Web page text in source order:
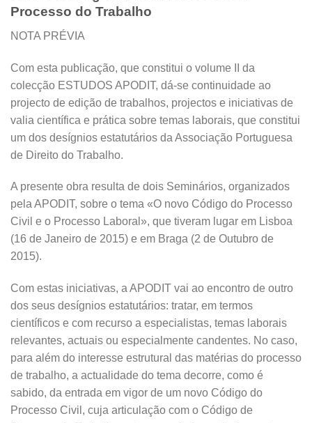
Processo do Trabalho
NOTA PRÉVIA
Com esta publicação, que constitui o volume II da
colecção ESTUDOS APODIT, dá-se continuidade ao
projecto de edição de trabalhos, projectos e iniciativas de
valia científica e prática sobre temas laborais, que constitui
um dos desígnios estatutários da Associação Portuguesa
de Direito do Trabalho.
A presente obra resulta de dois Seminários, organizados
pela APODIT, sobre o tema «O novo Código do Processo
Civil e o Processo Laboral», que tiveram lugar em Lisboa
(16 de Janeiro de 2015) e em Braga (2 de Outubro de
2015).
Com estas iniciativas, a APODIT vai ao encontro de outro
dos seus desígnios estatutários: tratar, em termos
científicos e com recurso a especialistas, temas laborais
relevantes, actuais ou especialmente candentes. No caso,
para além do interesse estrutural das matérias do processo
de trabalho, a actualidade do tema decorre, como é
sabido, da entrada em vigor de um novo Código do
Processo Civil, cuja articulação com o Código de